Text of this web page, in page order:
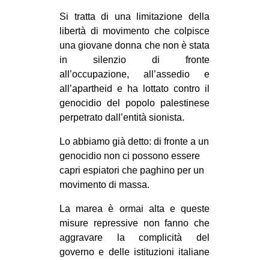
PRECARIATO
REPRESSIONE
STUDENTI
CULTURE
ARTE
MANIFESTI
MUSICA
RECENSIONI
INTERNAZIONALE
AFRICA
AMERICHE
Si tratta di una limitazione della
libertà di movimento che colpisce
una giovane donna che non è stata
in silenzio di fronte
all’occupazione, all’assedio e
all’apartheid e ha lottato contro il
genocidio del popolo palestinese
perpetrato dall’entità sionista.
Lo abbiamo già detto: di fronte a un
genocidio non ci possono essere
capri espiatori che paghino per un
movimento di massa.
La marea è ormai alta e queste
misure repressive non fanno che
aggravare la complicità del
governo e delle istituzioni italiane